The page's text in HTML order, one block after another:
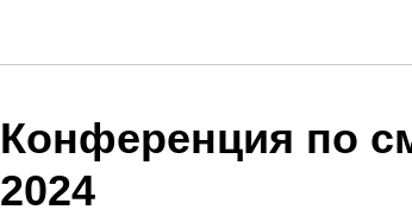
Конференция по
2024